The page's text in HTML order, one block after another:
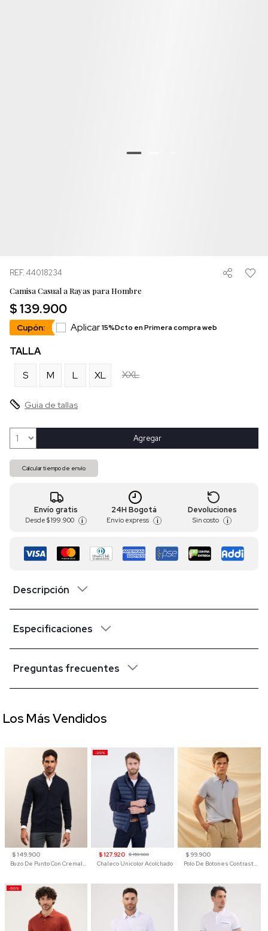
REF. 44018234
Camisa Casual a Rayas para Hombre
$ 139.900
Cupón: Aplicar15%Dcto en Primera compra web
TALLA
S
M L XL XXL
Guia de tallas
Agregar
Calcular tiempo de envío
Envío gratis
Desde $ 199.900 i
24H Bogotá
Envío express i
Devoluciones
Sin costo i
Descripción
Especificaciones
Preguntas frecuentes
$ 149.900
Buzo De Punto Con Cremallera Para Hombre
-20%
$ 127.920 $ 159.900
Chaleco Unicolor Acolchado
$ 99.900
Polo De Botones Contraste Para Hombre
-50%
Los Más Vendidos